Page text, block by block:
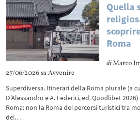
Quella
Roma
diMarco
27/06/2026suAvvenire
Superdiversa. Itinerari della Roma plurale (a
D’Alessandro e A. Federici, ed. Quodlibet
Roma: non la Roma dei percorsi turistici tra
dei…